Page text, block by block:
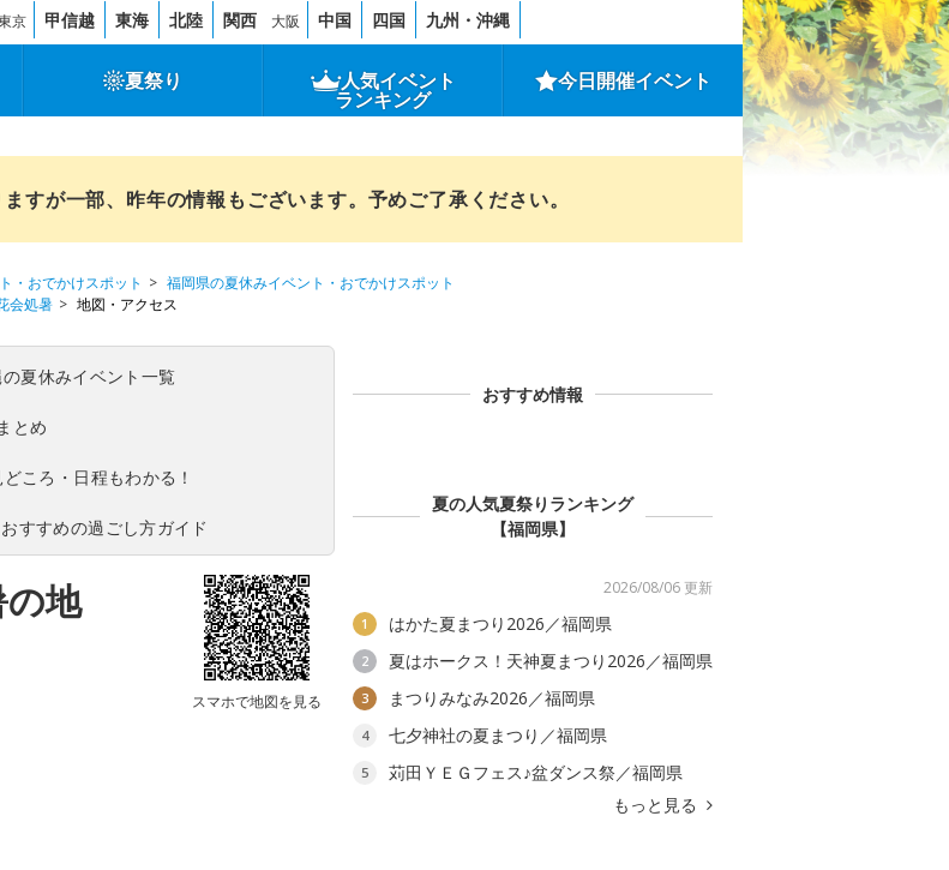
京 甲信越 東海 北陸 関西 大阪 中国 四国 九州・沖縄
夏祭り 人気イベント
ランキング
今日開催イベント
すが一部、昨年の情報もございます。予めご了承ください。
・おでかけスポット
福岡県の夏休みイベント・おでかけスポット
会処暑 地図・アクセス
夏休みイベント一覧
とめ
ころ・日程もわかる！
すすめの過ごし方ガイド
地
スマホで地図を見る
おすすめ情報
夏の人気夏祭りランキング
【福岡県】
2026/08/06 更新
1 はかた夏まつり2026／福岡県
2 夏はホークス！天神夏まつり2026／福岡県
3 まつりみなみ2026／福岡県
4 七夕神社の夏まつり／福岡県
5
苅田ＹＥＧフェス♪盆ダンス祭／福岡県
もっと見る